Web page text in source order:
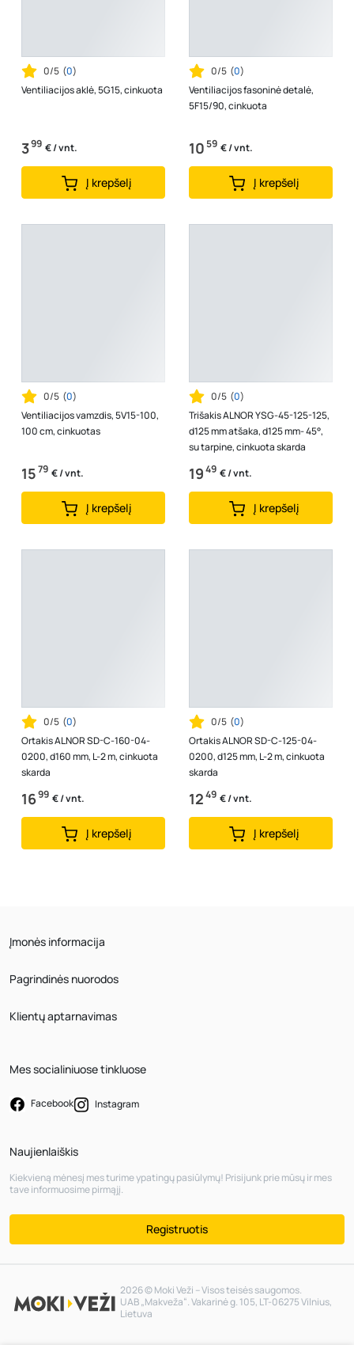
0/5 (0)
Ventiliacijos aklė, 5G15, cinkuota
399 € / vnt.
Į krepšelį
0/5 (0)
Ventiliacijos fasoninė detalė,
5F15/90, cinkuota
1059 € / vnt.
Į krepšelį
0/5 (0)
Ventiliacijos vamzdis, 5V15-100,
100 cm, cinkuotas
1579 € / vnt.
Į krepšelį
0/5 (0)
Trišakis ALNOR YSG-45-125-125,
d125 mm atšaka, d125 mm- 45°,
su tarpine, cinkuota skarda
1949 € / vnt.
Į krepšelį
0/5 (0)
Ortakis ALNOR SD-C-160-04-
0200, d160 mm, L-2 m, cinkuota
skarda
1699 € / vnt.
Į krepšelį
0/5 (0)
Ortakis ALNOR SD-C-125-04-
0200, d125 mm, L-2 m, cinkuota
skarda
1249 € / vnt.
Į krepšelį
Įmonės informacija
Pagrindinės nuorodos
Klientų aptarnavimas
Mes socialiniuose tinkluose
Facebook Instagram
Naujienlaiškis
Kiekvieną mėnesį mes turime ypatingų pasiūlymų! Prisijunk prie mūsų ir mes
tave informuosime pirmąjį.
Registruotis
2026 © Moki Veži – Visos teisės saugomos.
UAB „Makveža“. Vakarinė g. 105, LT-06275 Vilnius,
Lietuva